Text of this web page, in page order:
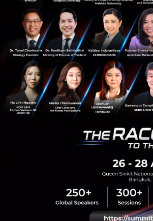
Saucy Thoughts MIT edX
Techsauce Media
About Techsauce
Techsauce Services
Privacy Policy
ส่งบทความ
Techsauce Global Summit